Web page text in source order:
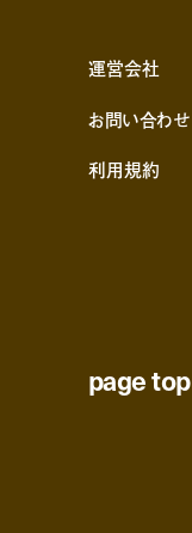
運営会社
お問い合わせ
利用規約
page top